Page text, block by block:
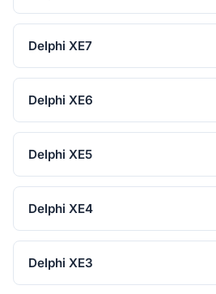
Delphi XE7
Delphi XE6
Delphi XE5
Delphi XE4
Delphi XE3